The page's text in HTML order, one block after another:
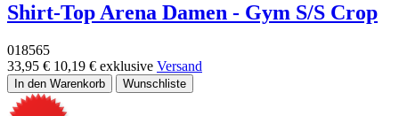
Shirt-Top Arena Damen - Gym S/S Crop
018565
33,95 € 10,19 € exklusive Versand